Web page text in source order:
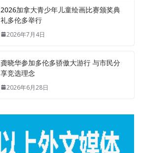
2026加拿大青少年儿童绘画比赛颁奖典
礼多伦多举行
2026年7月4日
龚晓华参加多伦多骄傲大游行 与市民分
享竞选理念
2026年6月28日